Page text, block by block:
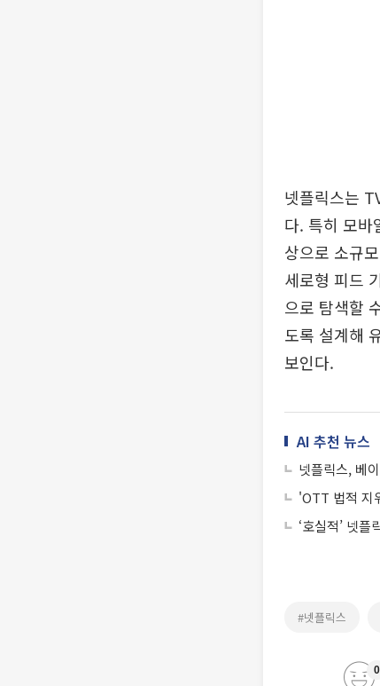
넷플릭스는
다. 특히 모바
상으로 소규
세로형 피드
으로 탐색할
도록 설계해
보인다.
AI 추천 뉴스
넷플릭스, 베
'OTT 법적 지
‘호실적’ 넷
#넷플릭스
0